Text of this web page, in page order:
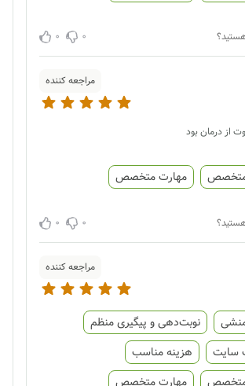
0
0
مراجعه کننده
از درمان بود
متخصص مهارت متخصص
0
0
مراجعه کننده
نوبت‌دهی و پیگیری منظم
سایت
هزینه مناسب
متخصص
مهارت متخصص